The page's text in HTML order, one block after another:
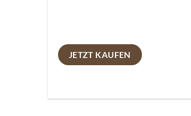
JETZT KAUFEN